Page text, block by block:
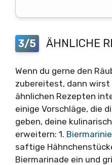
3/5 ÄHNLICHE
Wenn du gerne den
zubereitest, dann wirst
ähnlichen Rezepten
einige Vorschläge, die
geben, deine
erweitern: 1.
saftige
Biermarinade ein und